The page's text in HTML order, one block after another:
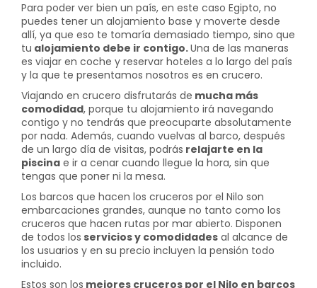
Para poder ver bien un país, en este caso Egipto, no
puedes tener un alojamiento base y moverte desde
allí, ya que eso te tomaría demasiado tiempo, sino que
tu alojamiento debe ir contigo.Una de las maneras
es viajar en coche y reservar hoteles a lo largo del país
y la que te presentamos nosotros es en crucero.
Viajando en crucero disfrutarás de mucha más
comodidad, porque tu alojamiento irá navegando
contigo y no tendrás que preocuparte absolutamente
por nada. Además, cuando vuelvas al barco, después
de un largo día de visitas, podrás relajarte en la
piscina e ir a cenar cuando llegue la hora, sin que
tengas que poner ni la mesa.
Los barcos que hacen los cruceros por el Nilo son
embarcaciones grandes, aunque no tanto como los
cruceros que hacen rutas por mar abierto. Disponen
de todos los servicios y comodidades al alcance de
los usuarios y en su precio incluyen la pensión todo
incluido.
Estos son los mejores cruceros por el Nilo en barcos